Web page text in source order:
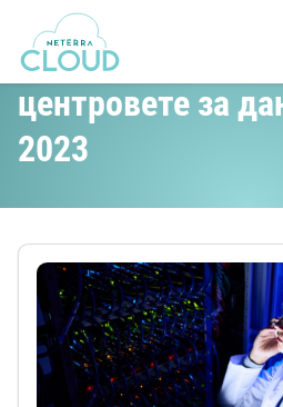
Водещите
центровете за
2023